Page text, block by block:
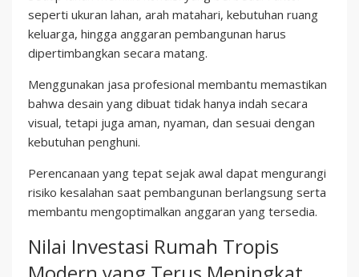
seperti ukuran lahan, arah matahari, kebutuhan ruang
keluarga, hingga anggaran pembangunan harus
dipertimbangkan secara matang.
Menggunakan jasa profesional membantu memastikan
bahwa desain yang dibuat tidak hanya indah secara
visual, tetapi juga aman, nyaman, dan sesuai dengan
kebutuhan penghuni.
Perencanaan yang tepat sejak awal dapat mengurangi
risiko kesalahan saat pembangunan berlangsung serta
membantu mengoptimalkan anggaran yang tersedia.
Nilai Investasi Rumah Tropis